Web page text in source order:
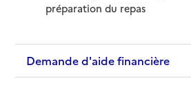
préparation du repas: disponible
: non
Demande d'aide financière